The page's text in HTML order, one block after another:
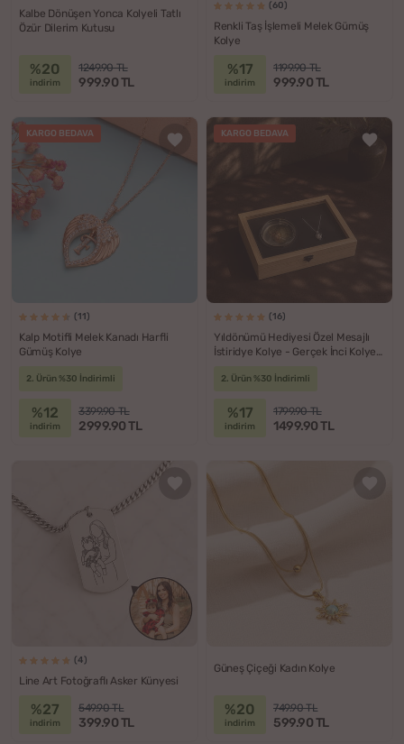
Kalbe Dönüşen Yonca Kolyeli Tatlı
Özür Dilerim Kutusu
%20
indirim
1249.90 TL
999.90 TL
(60)
Renkli Taş İşlemeli Melek Gümüş
Kolye
%17
indirim
1199.90 TL
999.90 TL
KARGO BEDAVA
(11)
Kalp Motifli Melek Kanadı Harfli
Gümüş Kolye
2. Ürün %30 İndirimli
%12
indirim
3399.90 TL
2999.90 TL
KARGO BEDAVA
(16)
Yıldönümü Hediyesi Özel Mesajlı
İstiridye Kolye - Gerçek İnci Kolye
2. Ürün %30 İndirimli
%17
indirim
1799.90 TL
1499.90 TL
(4)
Line Art Fotoğraflı Asker Künyesi
%27
indirim
549.90 TL
399.90 TL
Güneş Çiçeği Kadın Kolye
%20
indirim
749.90 TL
599.90 TL